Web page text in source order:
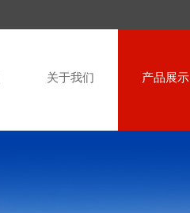
关于我们 产品展示